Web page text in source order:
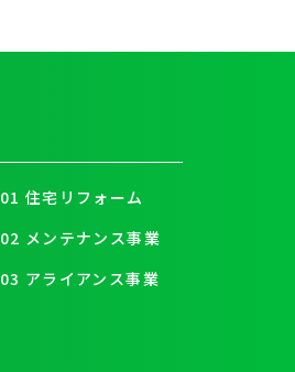
01 住宅リフォーム
02 メンテナンス事業
03 アライアンス事業